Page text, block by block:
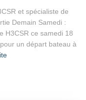
et spécialiste de
Demain Samedi :
H3CSR ce samedi 18
un départ bateau à